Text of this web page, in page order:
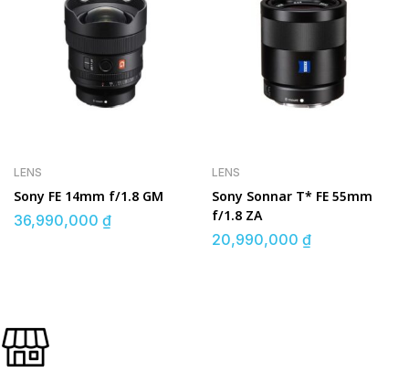
LENS
Sony FE 14mm f/1.8 GM
36,990,000 ₫
LENS
Sony Sonnar T* FE 55mm
f/1.8 ZA
20,990,000 ₫